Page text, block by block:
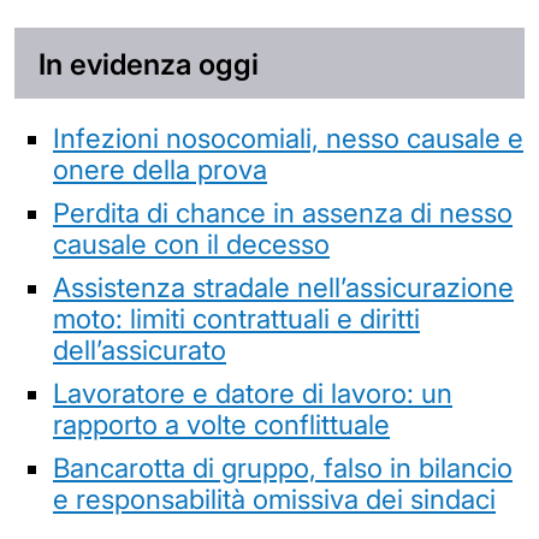
In evidenza oggi
Infezioni nosocomiali, nesso causale e
onere della prova
Perdita di chance in assenza di nesso
causale con il decesso
Assistenza stradale nell’assicurazione
moto: limiti contrattuali e diritti
dell’assicurato
Lavoratore e datore di lavoro: un
rapporto a volte conflittuale
Bancarotta di gruppo, falso in bilancio
e responsabilità omissiva dei sindaci